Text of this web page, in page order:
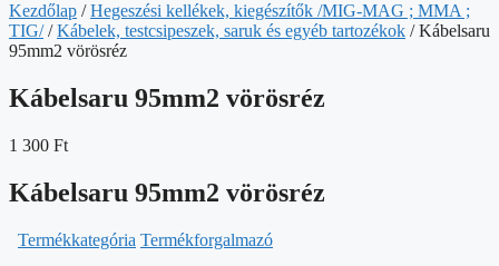
Kezdőlap /Hegeszési kellékek, kiegészítők /MIG-MAG ; MMA ;
TIG//Kábelek, testcsipeszek, saruk és egyéb tartozékok / Kábelsaru
95mm2 vörösréz
Kábelsaru 95mm2 vörösréz
1 300 Ft
Kábelsaru 95mm2 vörösréz
Termékkategória Termékforgalmazó